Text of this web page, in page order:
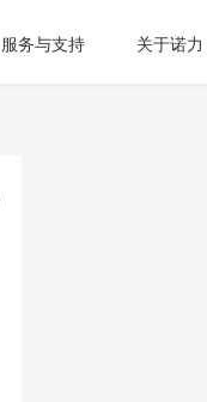
服务与支持 关于诺力